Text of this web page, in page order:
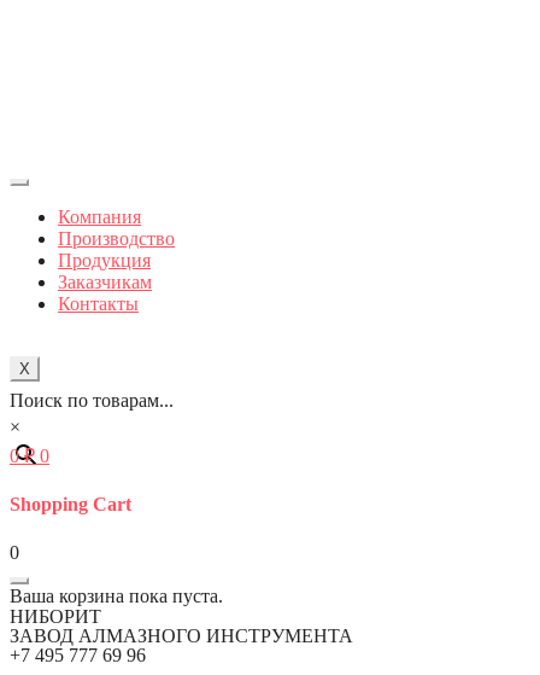
Компания
Производство
Продукция
Заказчикам
Контакты
X
Поиск по товарам...
×
0₽ 0
Shopping Cart
0
Ваша корзина пока пуста.
НИБОРИТ
ЗАВОД АЛМАЗНОГО ИНСТРУМЕНТА
+7 495 777 69 96